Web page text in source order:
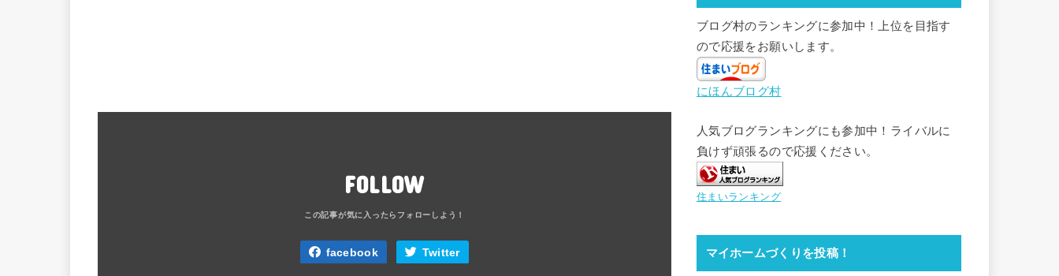
FOLLOW
facebook Twitter
ブログ村のランキングに参加中！上位を目指す
ので応援をお願いします。
にほんブログ村
人気ブログランキングにも参加中！ライバルに
負けず頑張るので応援ください。
住まいランキング
マイホームづくりを投稿！